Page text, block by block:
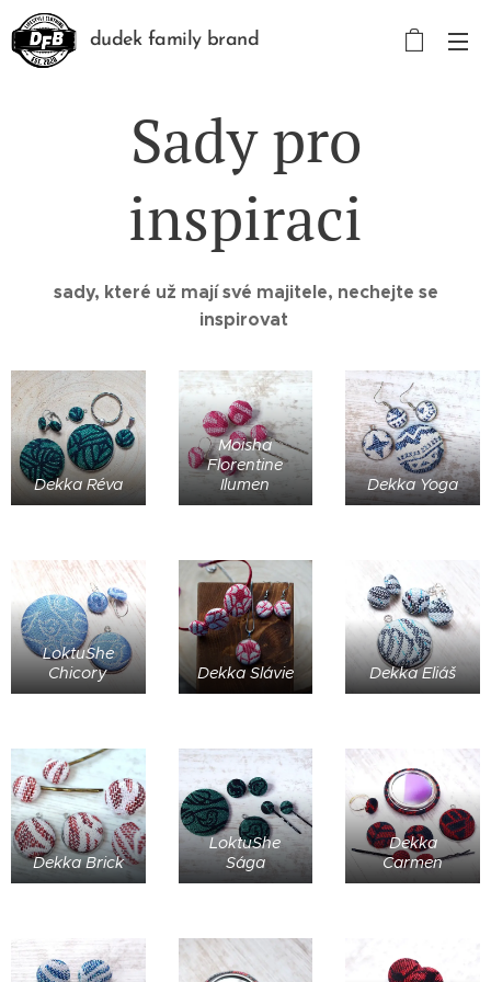
dudek family brand
Sady pro
inspiraci
sady, které už mají své majitele, nechejte se
inspirovat
Dekka Réva
Moisha
Florentine
Ilumen
Dekka Yoga
LoktuShe
Chicory
Dekka Slávie Dekka Eliáš
Dekka Brick
LoktuShe
Sága
Dekka
Carmen